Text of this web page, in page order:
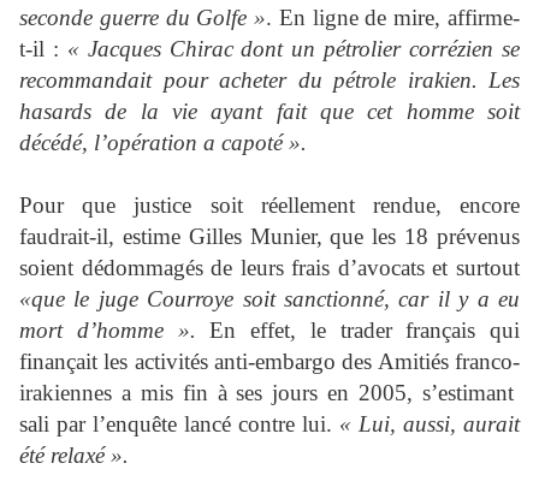
seconde guerre du Golfe ». En ligne de mire, affirme-
t-il : « Jacques Chirac dont un pétrolier corrézien se
recommandait pour acheter du pétrole irakien. Les
hasards de la vie ayant fait que cet homme soit
décédé, l’opération a capoté ».
Pour que justice soit réellement rendue, encore
faudrait-il, estime Gilles Munier, que les 18 prévenus
soient dédommagés de leurs frais d’avocats et surtout
«que le juge Courroye soit sanctionné, car il y a eu
mort d’homme ». En effet, le trader français qui
finançait les activités anti-embargo des Amitiés franco-
irakiennes a mis fin à ses jours en 2005, s’estimant
sali par l’enquête lancé contre lui. « Lui, aussi, aurait
été relaxé ».